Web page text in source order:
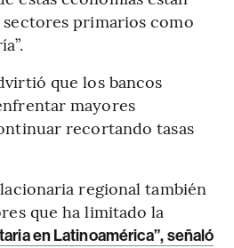
sectores primarios como
que los bancos
mayores
recortando tasas
regional también
que ha limitado la
en Latinoamérica”, señaló